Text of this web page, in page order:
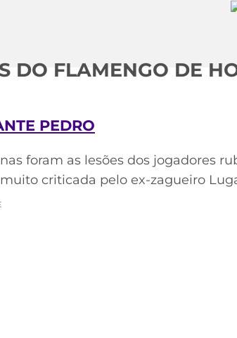
DO FLAMENGO DE
PEDRO
foram as lesões dos jogadores
criticada pelo ex-zagueiro